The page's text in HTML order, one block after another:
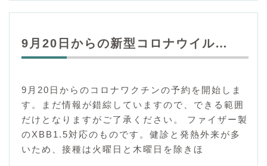
9月20日からの新型コロナウイル…
9月20日からのコロナワクチンの予約を開始しま
す。まだ情報が錯綜していますので、できる範囲
だけとなりますがご了承ください。 ファイザー製
のXBB1.5対応のものです。健診と発熱外来が多
いため、接種は火曜日と木曜日を除きほ